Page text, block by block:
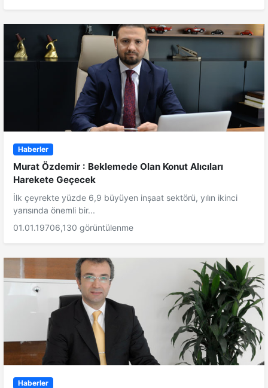
Haberler
Murat Özdemir : Beklemede Olan Konut Alıcıları
Harekete Geçecek
İlk çeyrekte yüzde 6,9 büyüyen inşaat sektörü, yılın ikinci
yarısında önemli bir...
01.01.19706,130 görüntülenme
Haberler